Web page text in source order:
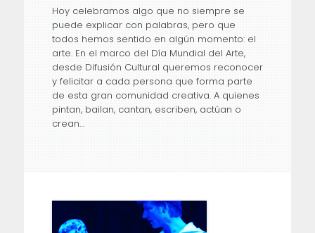
Hoy celebramos algo que no siempre se
puede explicar con palabras, pero que
todos hemos sentido en algún momento: el
arte. En el marco del Día Mundial del Arte,
desde Difusión Cultural queremos reconocer
y felicitar a cada persona que forma parte
de esta gran comunidad creativa. A quienes
pintan, bailan, cantan, escriben, actúan o
crean…